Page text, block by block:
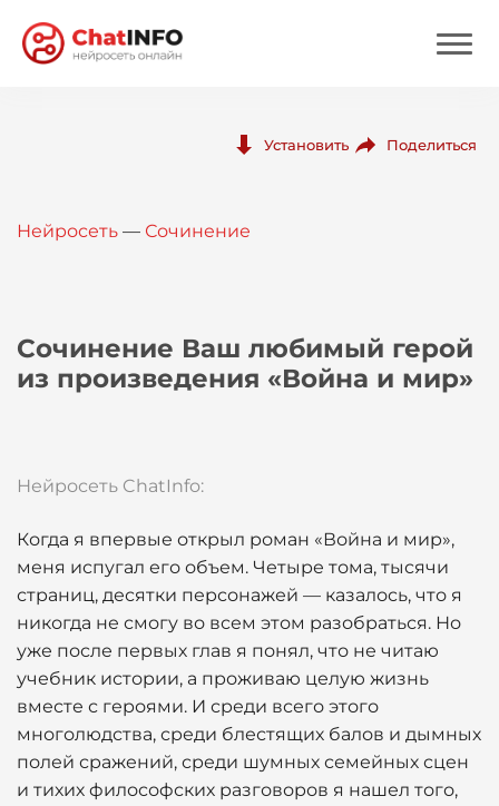
Вход
Установить Поделиться
Нейросеть — Сочинение
Сочинение Ваш любимый герой
из произведения «Война и мир»
Нейросеть ChatInfo:
Когда я впервые открыл роман «Война и мир»,
меня испугал его объем. Четыре тома, тысячи
страниц, десятки персонажей — казалось, что я
никогда не смогу во всем этом разобраться. Но
уже после первых глав я понял, что не читаю
учебник истории, а проживаю целую жизнь
вместе с героями. И среди всего этого
многолюдства, среди блестящих балов и дымных
полей сражений, среди шумных семейных сцен
и тихих философских разговоров я нашел того,